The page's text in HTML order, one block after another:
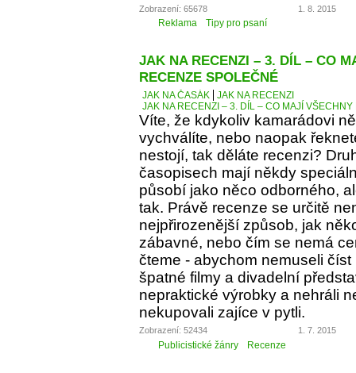
Zobrazení: 65678 1. 8. 2015
Reklama Tipy pro psaní
JAK NA RECENZI – 3. DÍL – CO
RECENZE SPOLEČNÉ
JAK NA ČASÁK
JAK NA RECENZI
JAK NA RECENZI – 3. DÍL – CO MAJÍ
Víte, že kdykoliv kamarádovi
vychválíte, nebo naopak
nestojí, tak děláte recenzi?
časopisech mají někdy
působí jako něco odborného,
tak. Právě recenze se určitě
nejpřirozenější způsob, jak
zábavné, nebo čím se nemá
čteme - abychom nemuseli
špatné filmy a divadelní
nepraktické výrobky a nehráli
nekupovali zajíce v pytli.
Zobrazení: 52434 1. 7. 2015
Publicistické žánry Recenze